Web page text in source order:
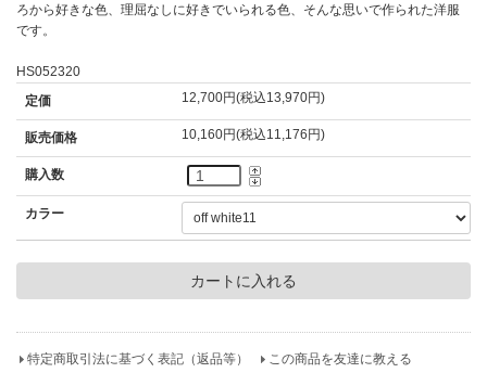
ろから好きな色、理屈なしに好きでいられる色、そんな思いで作られた洋服
です。
HS052320
定価
12,700円(税込13,970円)
販売価格 10,160円(税込11,176円)
購入数
カラー
特定商取引法に基づく表記（返品等） この商品を友達に教える